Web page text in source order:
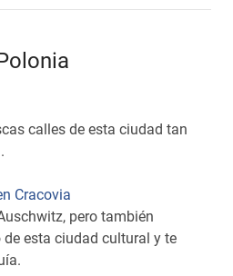
calles de esta ciudad tan
Cracovia
pero también
esta ciudad cultural y te